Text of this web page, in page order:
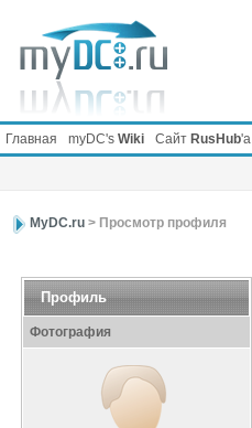
Главная myDC's Wiki Сайт RusHub'а
MyDC.ru> Просмотр профиля
Профиль
Фотография